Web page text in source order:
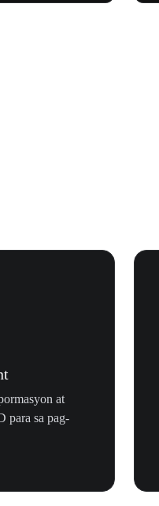
at
para sa pag-